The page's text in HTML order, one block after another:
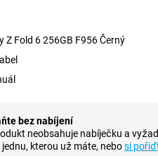
vám umožní pořizovat ještě
shrnovat dlouhé texty,
dále zlepšila odolnost tohoto
část je chráněna odolným
smartphone dobře chráněn před
tomuto mobilnímu telefonu
Z Fold 6 256GB F956 Černý
bez nabíjení
neobsahuje nabíječku a
kterou už máte, nebosi